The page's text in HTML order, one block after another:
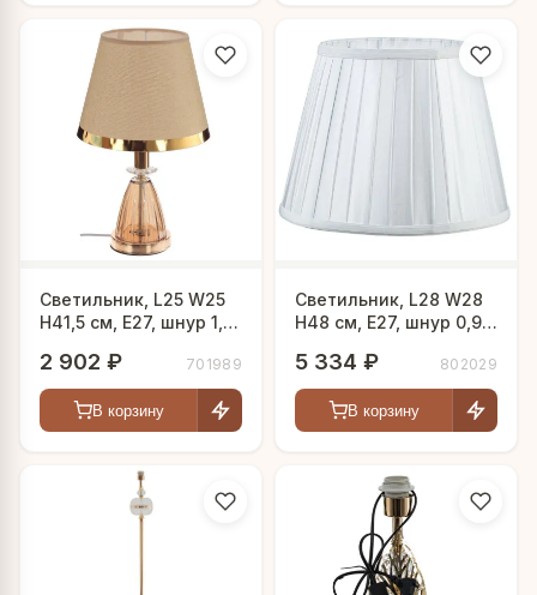
Светильник, L25 W25
H41,5 см, Е27, шнур 1,1
2 902 ₽ 701989
В корзину
Светильник, L28 W28
H48 см, Е27, шнур 0,99
5 334 ₽ 802029
В корзину